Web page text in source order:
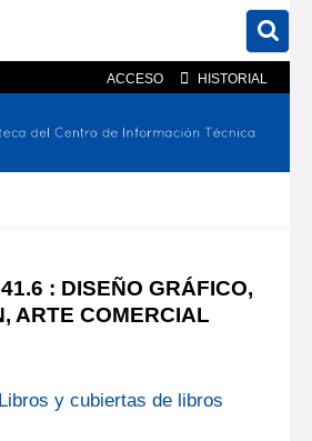
ACCESO HISTORIAL
el catálogo En el sitio
: DISEÑO GRÁFICO,
ARTE COMERCIAL
y cubiertas de libros